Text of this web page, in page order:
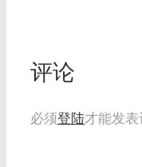
评论
必须登陆才能发表